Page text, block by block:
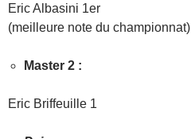
Eric Albasini 1er
(meilleure note du championnat)
Master 2 :
Eric Briffeuille 1